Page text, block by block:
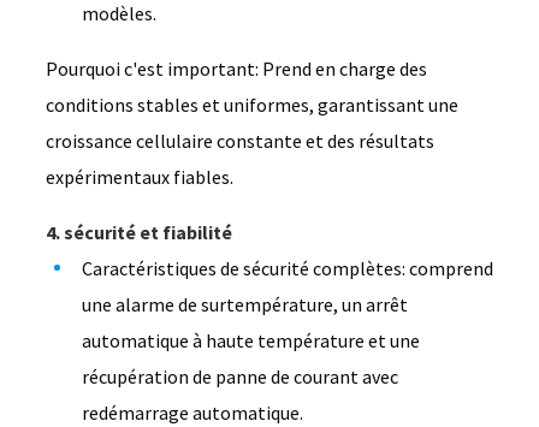
modèles.
Pourquoi c'est important: Prend en charge des
conditions stables et uniformes, garantissant une
croissance cellulaire constante et des résultats
expérimentaux fiables.
4. sécurité et fiabilité
Caractéristiques de sécurité complètes: comprend
une alarme de surtempérature, un arrêt
automatique à haute température et une
récupération de panne de courant avec
redémarrage automatique.